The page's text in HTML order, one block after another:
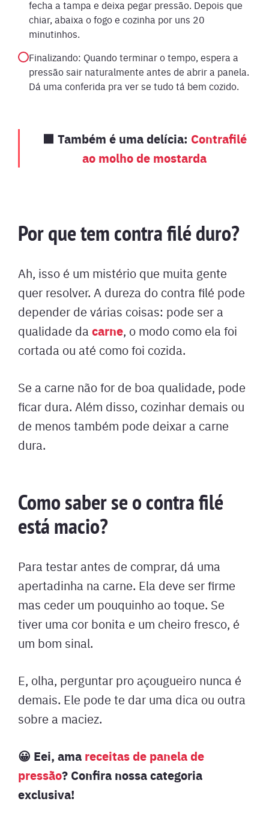
fecha a tampa e deixa pegar pressão. Depois que
chiar, abaixa o fogo e cozinha por uns 20
minutinhos.
Finalizando: Quando terminar o tempo, espera a
pressão sair naturalmente antes de abrir a panela.
Dá uma conferida pra ver se tudo tá bem cozido.
🟩 Também é uma delícia: Contrafilé
ao molho de mostarda
Por que tem contra filé duro?
Ah, isso é um mistério que muita gente
quer resolver. A dureza do contra filé pode
depender de várias coisas: pode ser a
qualidade da carne, o modo como ela foi
cortada ou até como foi cozida.
Se a carne não for de boa qualidade, pode
ficar dura. Além disso, cozinhar demais ou
de menos também pode deixar a carne
dura.
Como saber se o contra filé
está macio?
Para testar antes de comprar, dá uma
apertadinha na carne. Ela deve ser firme
mas ceder um pouquinho ao toque. Se
tiver uma cor bonita e um cheiro fresco, é
um bom sinal.
E, olha, perguntar pro açougueiro nunca é
demais. Ele pode te dar uma dica ou outra
sobre a maciez.
😀 Eei, ama receitas de panela de
pressão? Confira nossa categoria
exclusiva!